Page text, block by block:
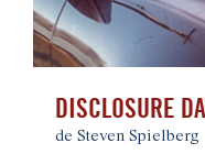
DISCLOSURE
de Steven Spielberg